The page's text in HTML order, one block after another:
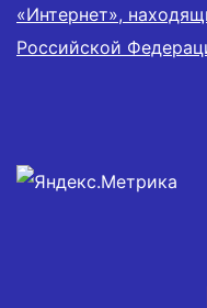
«Интернет»,
Российской